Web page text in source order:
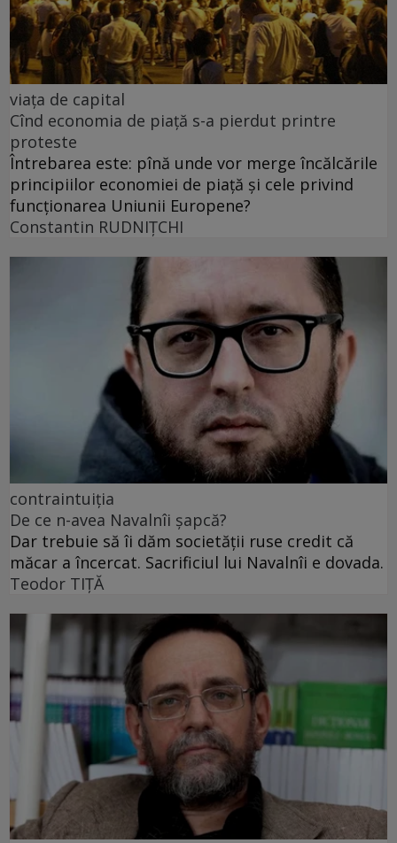
viața de capital
Cînd economia de piață s-a pierdut printre
proteste
Întrebarea este: pînă unde vor merge încălcările
principiilor economiei de piață și cele privind
funcționarea Uniunii Europene?
Constantin RUDNIŢCHI
contraintuiția
De ce n-avea Navalnîi șapcă?
Dar trebuie să îi dăm societății ruse credit că
măcar a încercat. Sacrificiul lui Navalnîi e dovada.
Teodor TIŢĂ